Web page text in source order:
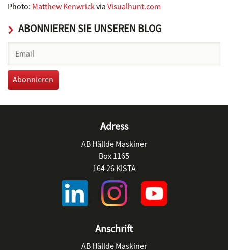
Photo: Matthew Kenwrickvia Visualhunt.com
ABONNIEREN SIE UNSEREN BLOG
Adress
AB Hällde Maskiner
Box 1165
164 26 KISTA
Anschrift
AB Hällde Maskiner